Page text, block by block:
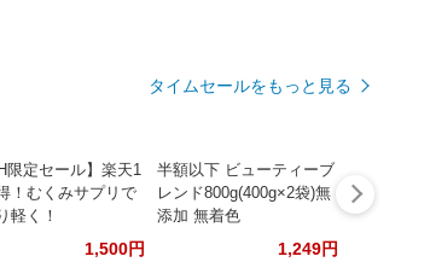
タイムセールをもっと見る
限定セール】楽天1
！むくみサプリで
軽く！
1,500円
半額以下 ビューティーブ
レンド800g(400g×2袋)無
添加 無着色
1,249円